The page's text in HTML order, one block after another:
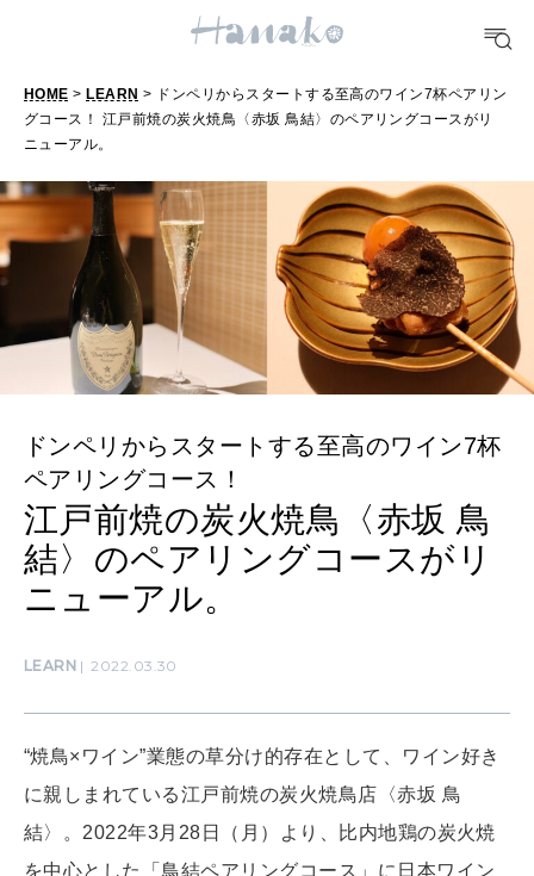
[12星座別] Monthly Love Holoscope
算命学がわかる今月のあなた
自分にやさしく
LEARN
MAMA
ママもいろいろ
SUSTAINABLE
わたしができること
CULTURE
自分を耕す
WORK&MONEY
MAGAZINE
2026年9月号「北海道 おいしく遊ぶ、夏のご褒美旅。」
HOME > LEARN > ドンペリからスタートする至高のワイン7杯ペアリン
グコース！ 江戸前焼の炭火焼鳥〈赤坂 鳥結〉のペアリングコースがリ
ニューアル。
ドンペリからスタートする至高のワイン7杯
ペアリングコース！
江戸前焼の炭火焼鳥〈赤坂 鳥
結〉のペアリングコースがリ
ニューアル。
LEARN 2022.03.30
“焼鳥×ワイン”業態の草分け的存在として、ワイン好き
に親しまれている江戸前焼の炭火焼鳥店〈赤坂 鳥
結〉。2022年3月28日（月）より、比内地鶏の炭火焼
を中心とした「鳥結ペアリングコース」に日本ワイン